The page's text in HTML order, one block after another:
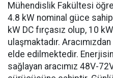
Mühendislik Fakültesi
4.8 kW nominal güce sahip
kW DC fırçasız olup, 10
ulaşmaktadır.
elde edilmektedir.
sağlayan aracımız 48V-